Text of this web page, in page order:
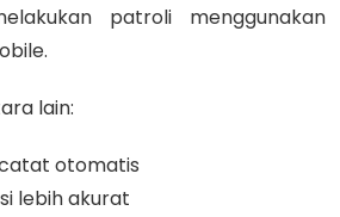
patroli menggunakan
lain:
otomatis
lebih akurat